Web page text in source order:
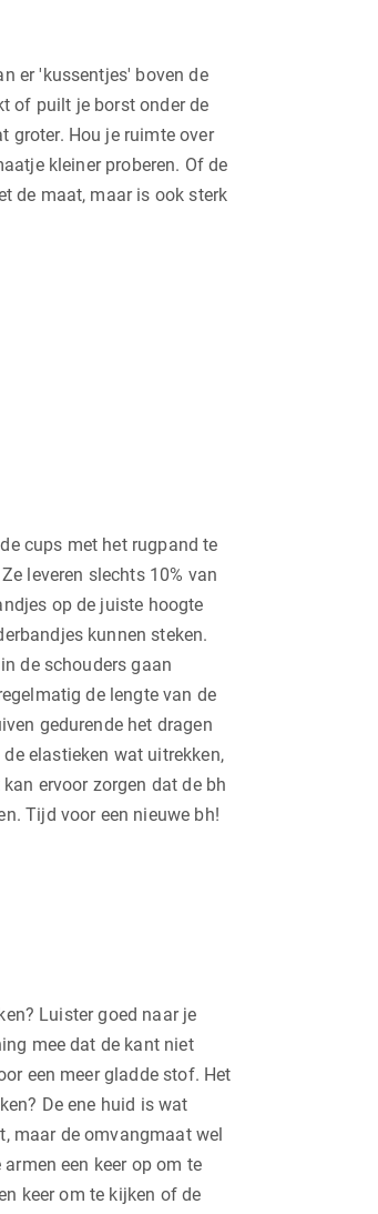
er 'kussentjes' boven de
of puilt je borst onder de
groter. Hou je ruimte over
kleiner proberen. Of de
de maat, maar is ook sterk
cups met het rugpand te
leveren slechts 10% van
op de juiste hoogte
kunnen steken.
de schouders gaan
de lengte van de
gedurende het dragen
elastieken wat uitrekken,
ervoor zorgen dat de bh
Tijd voor een nieuwe bh!
Luister goed naar je
mee dat de kant niet
een meer gladde stof. Het
De ene huid is wat
maar de omvangmaat wel
een keer op om te
keer om te kijken of de